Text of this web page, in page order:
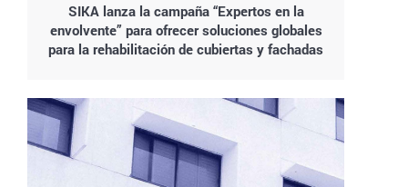
SIKA lanza la campaña “Expertos en la
envolvente” para ofrecer soluciones globales
para la rehabilitación de cubiertas y fachadas